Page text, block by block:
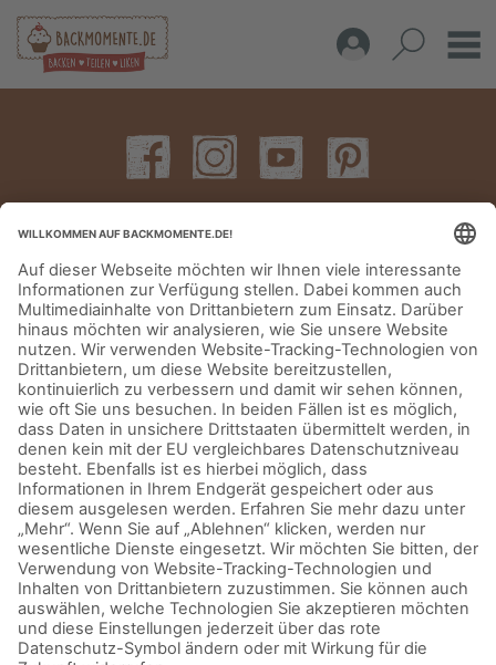
IMPRESSUM DATENSCHUTZERKLÄRUNG AGB KONTAKT
© Aurora Mühlen GmbH - Trettaustraße 49 – D-21107 Hamburg